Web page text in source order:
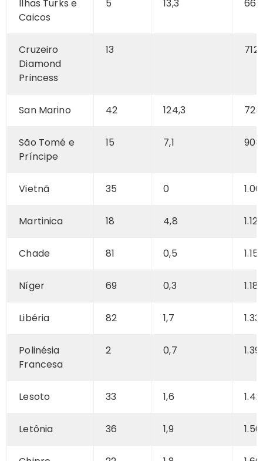
Ilhas Turks e
Caicos
5 13,3 668
Cruzeiro
Diamond
Princess
13 712
San Marino 42 124,3 723
São Tomé e
Príncipe
15 7,1 908
Vietnã 35 0
Martinica 18 4,8 1.122
Chade 81 0,5 1.153
Níger 69 0,3 1.189
Libéria 82 1,7
Polinésia
Francesa
2 0,7
Lesoto 33 1,6
Letônia 36 1,9